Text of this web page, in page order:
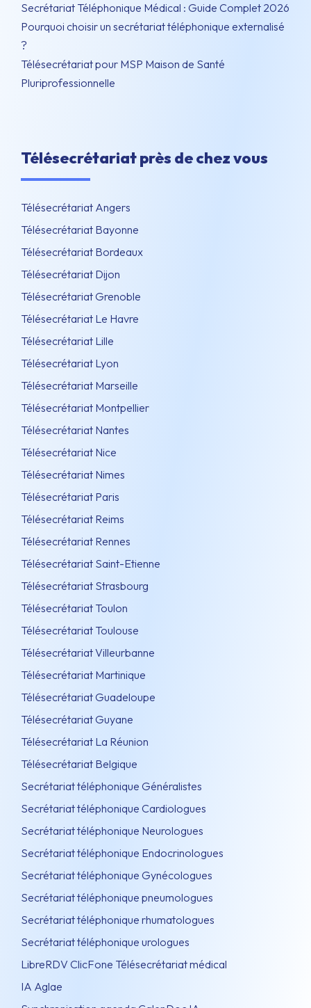
Secrétariat Téléphonique Médical : Guide Complet 2026
Pourquoi choisir un secrétariat téléphonique externalisé
?
Télésecrétariat pour MSP Maison de Santé
Pluriprofessionnelle
Télésecrétariat près de chez vous
Télésecrétariat Angers
Télésecrétariat Bayonne
Télésecrétariat Bordeaux
Télésecrétariat Dijon
Télésecrétariat Grenoble
Télésecrétariat Le Havre
Télésecrétariat Lille
Télésecrétariat Lyon
Télésecrétariat Marseille
Télésecrétariat Montpellier
Télésecrétariat Nantes
Télésecrétariat Nice
Télésecrétariat Nimes
Télésecrétariat Paris
Télésecrétariat Reims
Télésecrétariat Rennes
Télésecrétariat Saint-Etienne
Télésecrétariat Strasbourg
Télésecrétariat Toulon
Télésecrétariat Toulouse
Télésecrétariat Villeurbanne
Télésecrétariat Martinique
Télésecrétariat Guadeloupe
Télésecrétariat Guyane
Télésecrétariat La Réunion
Télésecrétariat Belgique
Secrétariat téléphonique Généralistes
Secrétariat téléphonique Cardiologues
Secrétariat téléphonique Neurologues
Secrétariat téléphonique Endocrinologues
Secrétariat téléphonique Gynécologues
Secrétariat téléphonique pneumologues
Secrétariat téléphonique rhumatologues
Secrétariat téléphonique urologues
LibreRDV ClicFone Télésecrétariat médical
IA Aglae